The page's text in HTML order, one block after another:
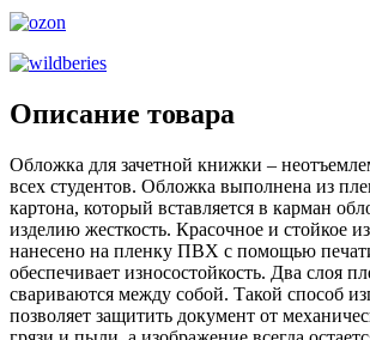
Описание товара
Обложка для зачетной книжки –
всех студентов. Обложка выполнена из
картона, который вставляется в карман
изделию жесткость. Красочное и стойкое
нанесено на пленку ПВХ с помощью
обеспечивает износостойкость. Два слоя
свариваются между собой. Такой способ
позволяет защитить документ от